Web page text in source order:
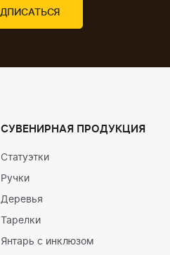
СУВЕНИРНАЯ ПРОДУКЦИЯ
Статуэтки
Ручки
Деревья
Тарелки
Янтарь с инклюзом